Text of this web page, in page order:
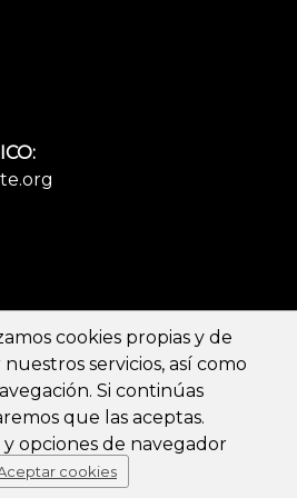
- All Rights Reserved
privacidad -Política de cookies
cookies propias y de
servicios, así como
Si continúas
que las aceptas.
opciones de navegador
cookies